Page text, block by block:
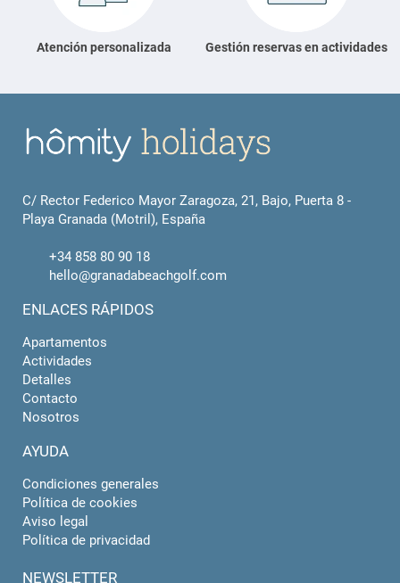
Atención personalizada Gestión reservas en actividades
C/ Rector Federico Mayor Zaragoza, 21, Bajo, Puerta 8 -
Playa Granada (Motril), España
+34 858 80 90 18
hello@granadabeachgolf.com
ENLACES RÁPIDOS
Apartamentos
Actividades
Detalles
Contacto
Nosotros
AYUDA
Condiciones generales
Política de cookies
Aviso legal
Política de privacidad
NEWSLETTER